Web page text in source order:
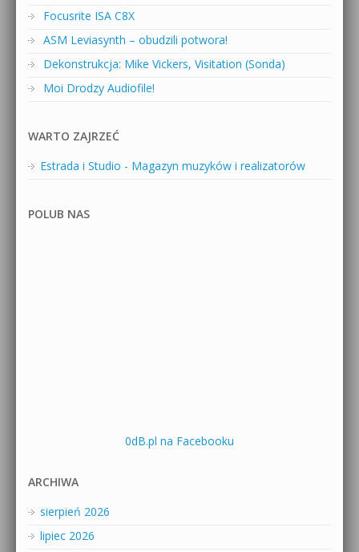
Focusrite ISA C8X
ASM Leviasynth – obudzili potwora!
Dekonstrukcja: Mike Vickers, Visitation (Sonda)
Moi Drodzy Audiofile!
WARTO ZAJRZEĆ
Estrada i Studio - Magazyn muzyków i realizatorów
POLUB NAS
0dB.pl na Facebooku
ARCHIWA
sierpień 2026
lipiec 2026